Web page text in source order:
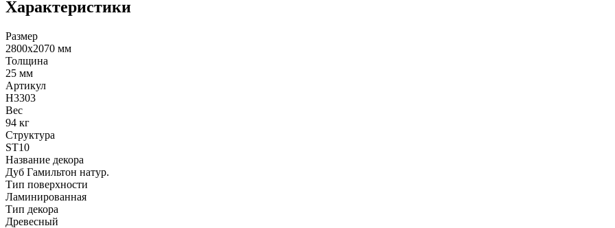
Характеристики
Размер
2800х2070 мм
Толщина
25 мм
Артикул
H3303
Вес
94 кг
Структура
ST10
Название декора
Дуб Гамильтон натур.
Тип поверхности
Ламинированная
Тип декора
Древесный